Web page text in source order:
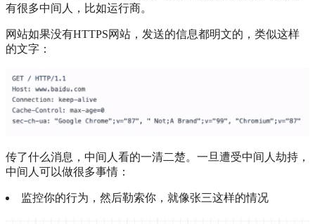
有很多中间人，比如运行商。
网站如果没有HTTPS网站，发送的信息都明文的，类似这样
的文字：
传了什么消息，中间人看的一清二楚。一旦遭受中间人劫持，
中间人可以做很多事情：
监控你的行为，然后勒索你，就像张三这样的情况